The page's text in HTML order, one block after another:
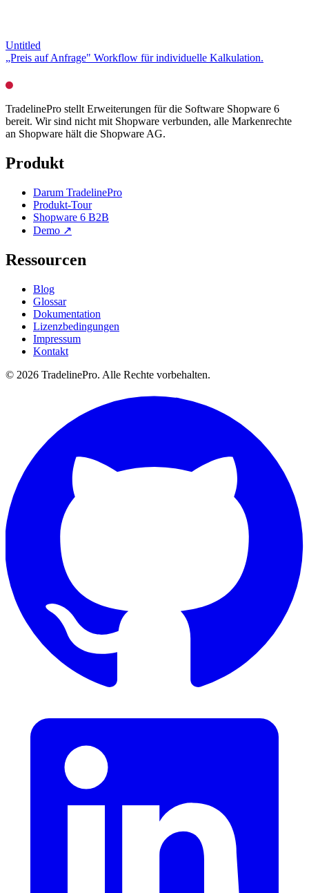
Untitled
„Preis auf Anfrage" Workflow für individuelle Kalkulation.
TradelinePro stellt Erweiterungen für die Software Shopware 6
bereit. Wir sind nicht mit Shopware verbunden, alle Markenrechte
an Shopware hält die Shopware AG.
Produkt
Darum TradelinePro
Produkt-Tour
Shopware 6 B2B
Demo ↗
Ressourcen
Blog
Glossar
Dokumentation
Lizenzbedingungen
Impressum
Kontakt
© 2026 TradelinePro. Alle Rechte vorbehalten.